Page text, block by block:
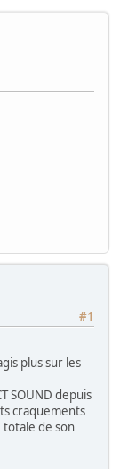
#1
plus sur les
SOUND depuis
craquements
de son